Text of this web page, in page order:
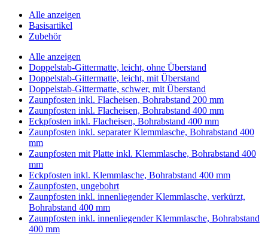
Alle anzeigen
Basisartikel
Zubehör
Alle anzeigen
Doppelstab-Gittermatte, leicht, ohne Überstand
Doppelstab-Gittermatte, leicht, mit Überstand
Doppelstab-Gittermatte, schwer, mit Überstand
Zaunpfosten inkl. Flacheisen, Bohrabstand 200 mm
Zaunpfosten inkl. Flacheisen, Bohrabstand 400 mm
Eckpfosten inkl. Flacheisen, Bohrabstand 400 mm
Zaunpfosten inkl. separater Klemmlasche, Bohrabstand 400
mm
Zaunpfosten mit Platte inkl. Klemmlasche, Bohrabstand 400
mm
Eckpfosten inkl. Klemmlasche, Bohrabstand 400 mm
Zaunpfosten, ungebohrt
Zaunpfosten inkl. innenliegender Klemmlasche, verkürzt,
Bohrabstand 400 mm
Zaunpfosten inkl. innenliegender Klemmlasche, Bohrabstand
400 mm